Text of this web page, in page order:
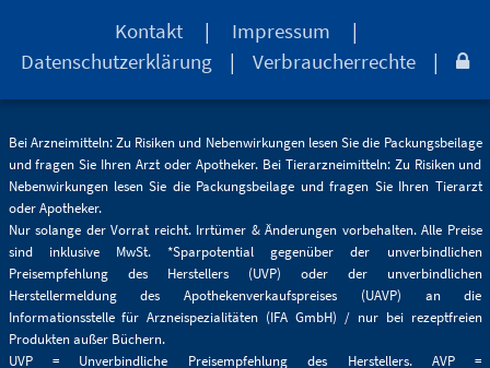
Kontakt | Impressum |
Datenschutzerklärung | Verbraucherrechte | 
Bei Arzneimitteln: Zu Risiken und Nebenwirkungen lesen Sie die Packungsbeilage
und fragen Sie Ihren Arzt oder Apotheker. Bei Tierarzneimitteln: Zu Risiken und
Nebenwirkungen lesen Sie die Packungsbeilage und fragen Sie Ihren Tierarzt
oder Apotheker.
Nur solange der Vorrat reicht. Irrtümer & Änderungen vorbehalten. Alle Preise
sind inklusive MwSt. *Sparpotential gegenüber der unverbindlichen
Preisempfehlung des Herstellers (UVP) oder der unverbindlichen
Herstellermeldung des Apothekenverkaufspreises (UAVP) an die
Informationsstelle für Arzneispezialitäten (IFA GmbH) / nur bei rezeptfreien
Produkten außer Büchern.
UVP = Unverbindliche Preisempfehlung des Herstellers. AVP =